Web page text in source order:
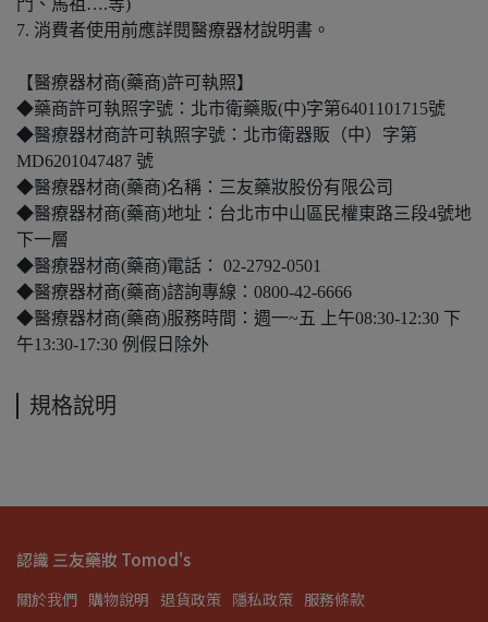
7. 消費者使用前應詳閱醫療器材說明書。
【醫療器材商(藥商)許可執照】
◆藥商許可執照字號：北市衛藥販(中)字第6401101715號
◆醫療器材商許可執照字號：北市衛器販（中）字第
MD6201047487 號
◆醫療器材商(藥商)名稱：三友藥妝股份有限公司
◆醫療器材商(藥商)地址：台北市中山區民權東路三段4號地
下一層
◆醫療器材商(藥商)電話： 02-2792-0501
◆醫療器材商(藥商)諮詢專線：0800-42-6666
◆醫療器材商(藥商)服務時間：週一~五 上午08:30-12:30 下
午13:30-17:30 例假日除外
規格說明
認識 三友藥妝 Tomod's
關於我們 購物說明 退貨政策 隱私政策 服務條款